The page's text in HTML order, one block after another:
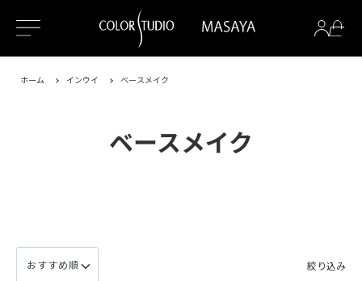
ホーム インウイ ベースメイク
ベースメイク
絞り込み